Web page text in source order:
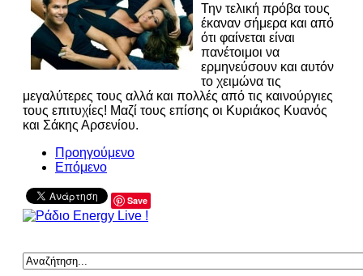
Την τελική πρόβα τους
έκαναν σήμερα και από
ότι φαίνεται είναι
πανέτοιμοι να
ερμηνεύσουν και αυτόν
το χειμώνα τις
μεγαλύτερες τους αλλά και πολλές από τις καινούργιες
τους επιτυχίες! Μαζί τους επίσης οι Κυριάκος Κυανός
και Σάκης Αρσενίου.
Προηγούμενο
Επόμενο
Save